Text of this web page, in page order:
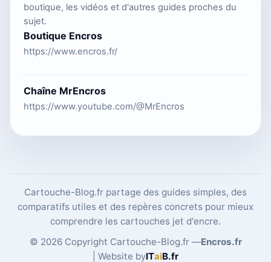
boutique, les vidéos et d'autres guides proches du
sujet.
Boutique Encros
https://www.encros.fr/
Chaîne MrEncros
https://www.youtube.com/@MrEncros
Cartouche-Blog.fr partage des guides simples, des
comparatifs utiles et des repères concrets pour mieux
comprendre les cartouches jet d'encre.
© 2026 Copyright Cartouche-Blog.fr —Encros.fr
| Website byITaiB.fr